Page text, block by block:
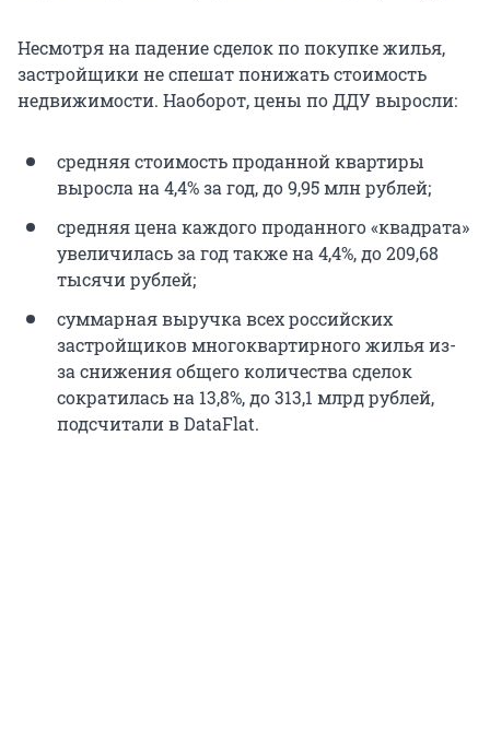
Несмотря на падение сделок по покупке жилья,
застройщики не спешат понижать стоимость
недвижимости. Наоборот, цены по ДДУ выросли:
средняя стоимость проданной квартиры
выросла на 4,4% за год, до 9,95 млн рублей;
средняя цена каждого проданного «квадрата»
увеличилась за год также на 4,4%, до 209,68
тысячи рублей;
суммарная выручка всех российских
застройщиков многоквартирного жилья из-
за снижения общего количества сделок
сократилась на 13,8%, до 313,1 млрд рублей,
подсчитали в DataFlat.